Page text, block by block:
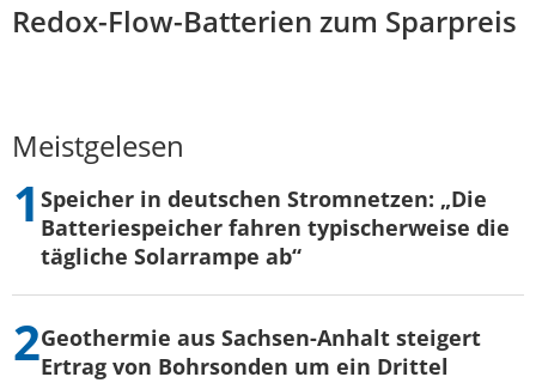
Redox-Flow-Batterien zum Sparpreis
Meistgelesen
Speicher in deutschen Stromnetzen: „Die
Batteriespeicher fahren typischerweise die
tägliche Solarrampe ab“
Geothermie aus Sachsen-Anhalt steigert
Ertrag von Bohrsonden um ein Drittel